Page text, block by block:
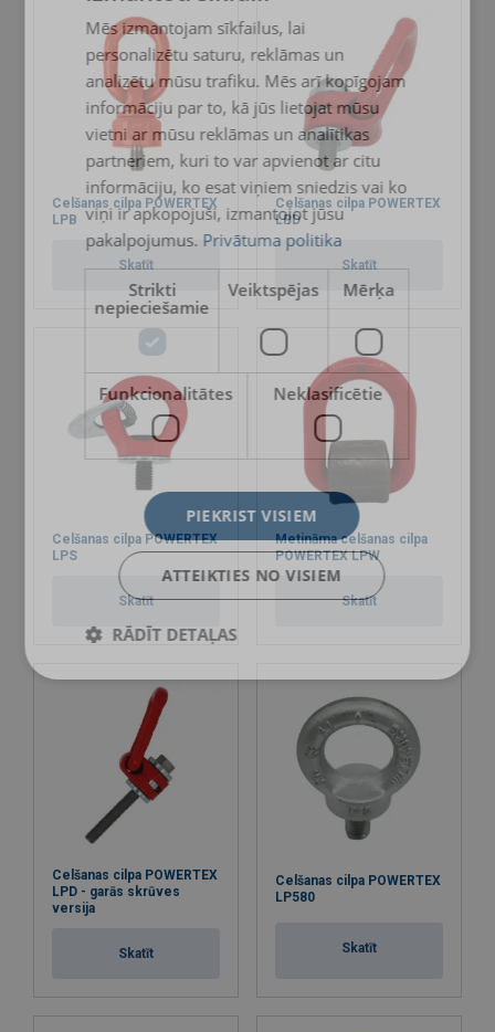
Celšanas cilpa POWERTEX
LPB
Skatīt
Celšanas cilpa POWERTEX
LPD
Skatīt
Celšanas cilpa POWERTEX
LPS
Skatīt
Metināma celšanas cilpa
POWERTEX LPW
Skatīt
Celšanas cilpa POWERTEX
LPD - garās skrūves
versija
Skatīt
Celšanas cilpa POWERTEX
LP580
Skatīt
ENGLISH TRANSLATION
Mēs izmantojam sīkfailus, lai
personalizētu saturu, reklāmas un
analizētu mūsu trafiku. Mēs arī kopīgojam
informāciju par to, kā jūs lietojat mūsu
vietni ar mūsu reklāmas un analītikas
partneriem, kuri to var apvienot ar citu
informāciju, ko esat viņiem sniedzis vai ko
viņi ir apkopojuši, izmantojot jūsu
pakalpojumus. Privātuma politika
Strikti
nepieciešamie
Veiktspējas Mērķa
Funkcionalitātes Neklasificētie
PIEKRIST VISIEM
ATTEIKTIES NO VISIEM
RĀDĪT DETAĻAS